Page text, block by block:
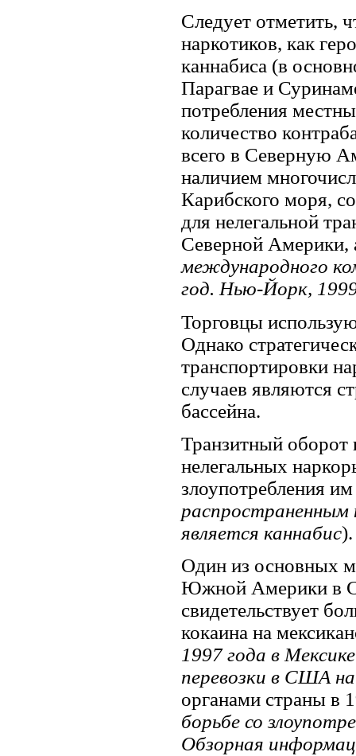
Следует отметить,
наркотиков, как
каннабиса (в
Парагвае и
потребления
количество
всего в Северную
наличием
Карибского моря,
для нелегальной
Северной Америки,
международного
год. Нью-Йорк,
Торговцы
Однако
транспортировки
случаев являются
бассейна.
Транзитный оборот
нелегальных
злоупотребления
является каннабис).
Один из основных
Южной Америки в
свидетельствует
кокаина на
1997 года в
перевозки в США
органами страны в
борьбе со
Обзорная